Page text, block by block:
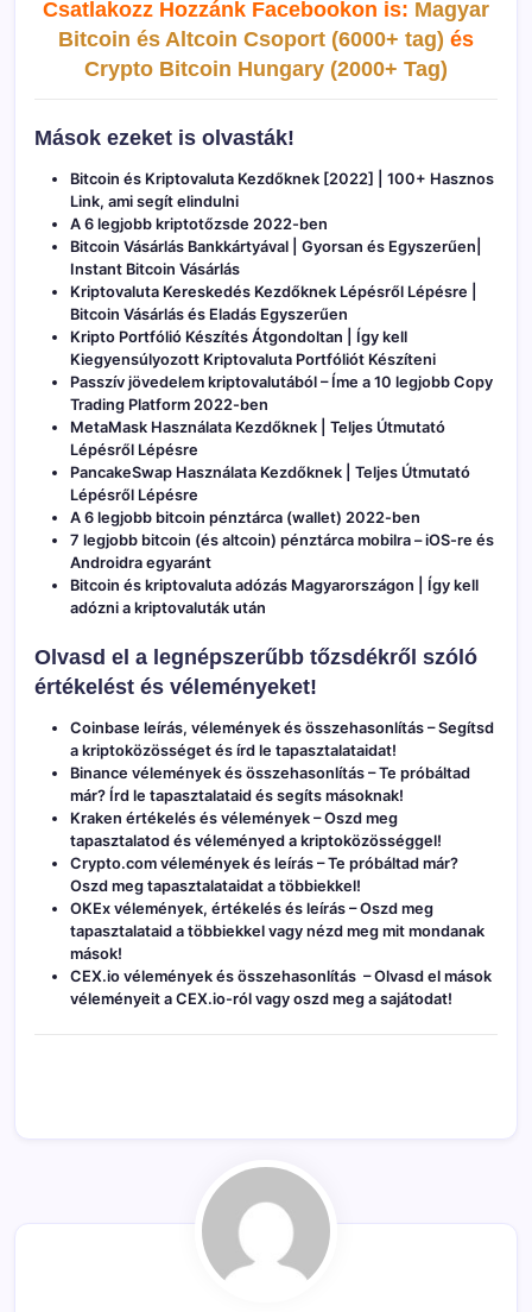
Csatlakozz Hozzánk Facebookon is: Magyar
Bitcoin és Altcoin Csoport (6000+ tag) és
Crypto Bitcoin Hungary (2000+ Tag)
Mások ezeket is olvasták!
Bitcoin és Kriptovaluta Kezdőknek [2022] | 100+ Hasznos
Link, ami segít elindulni
A 6 legjobb kriptotőzsde 2022-ben
Bitcoin Vásárlás Bankkártyával | Gyorsan és Egyszerűen|
Instant Bitcoin Vásárlás
Kriptovaluta Kereskedés Kezdőknek Lépésről Lépésre |
Bitcoin Vásárlás és Eladás Egyszerűen
Kripto Portfólió Készítés Átgondoltan | Így kell
Kiegyensúlyozott Kriptovaluta Portfóliót Készíteni
Passzív jövedelem kriptovalutából – Íme a 10 legjobb Copy
Trading Platform 2022-ben
MetaMask Használata Kezdőknek | Teljes Útmutató
Lépésről Lépésre
PancakeSwap Használata Kezdőknek | Teljes Útmutató
Lépésről Lépésre
A 6 legjobb bitcoin pénztárca (wallet) 2022-ben
7 legjobb bitcoin (és altcoin) pénztárca mobilra – iOS-re és
Androidra egyaránt
Bitcoin és kriptovaluta adózás Magyarországon | Így kell
adózni a kriptovaluták után
Olvasd el a legnépszerűbb tőzsdékről szóló
értékelést és véleményeket!
Coinbase leírás, vélemények és összehasonlítás – Segítsd
a kriptoközösséget és írd le tapasztalataidat!
Binance vélemények és összehasonlítás – Te próbáltad
már? Írd le tapasztalataid és segíts másoknak!
Kraken értékelés és vélemények – Oszd meg
tapasztalatod és véleményed a kriptoközösséggel!
Crypto.com vélemények és leírás – Te próbáltad már?
Oszd meg tapasztalataidat a többiekkel!
OKEx vélemények, értékelés és leírás – Oszd meg
tapasztalataid a többiekkel vagy nézd meg mit mondanak
mások!
CEX.io vélemények és összehasonlítás – Olvasd el mások
véleményeit a CEX.io-ról vagy oszd meg a sajátodat!